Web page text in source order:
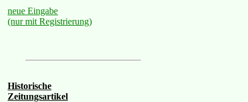
neue Eingabe
(nur mit Registrierung)
Historische
Zeitungsartikel